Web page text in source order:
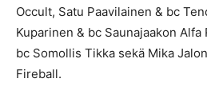
Occult, Satu Paavilainen & bc
Kuparinen & bc Saunajaakon
bc Somollis Tikka sekä Mika
Fireball.